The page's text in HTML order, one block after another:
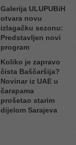
Galerija ULUPUBiH
otvara novu
izlagačku sezonu:
Predstavljen novi
program
Koliko je zapravo
čista Baščaršija?
Novinar iz UAE u
čarapama
prošetao starim
dijelom Sarajeva